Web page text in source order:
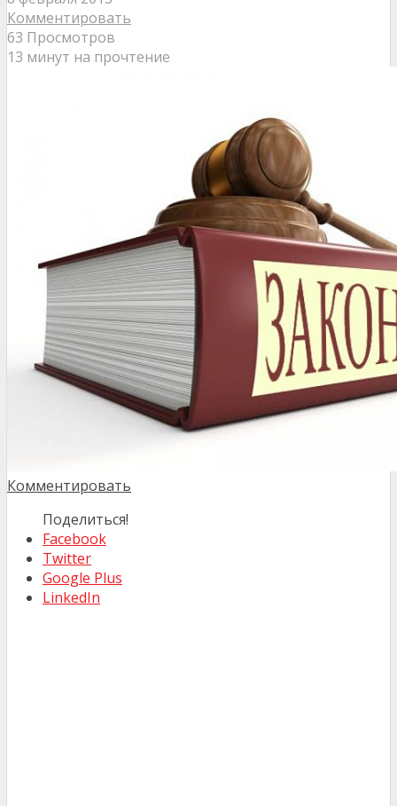
Комментировать
63 Просмотров
13 минут на прочтение
Комментировать
Поделиться!
Facebook
Twitter
Google Plus
LinkedIn